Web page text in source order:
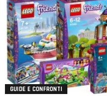
GUIDE E CONFRONTI